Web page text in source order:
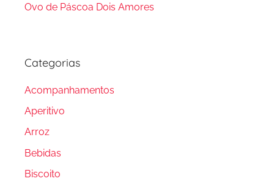
Ovo de Páscoa Dois Amores
Categorias
Acompanhamentos
Aperitivo
Arroz
Bebidas
Biscoito